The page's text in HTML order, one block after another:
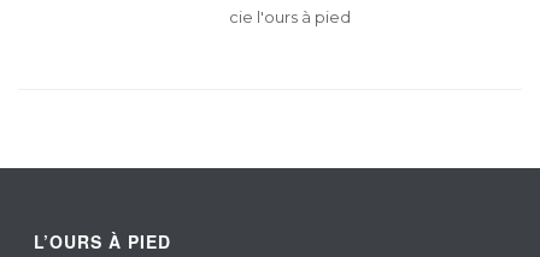
cie l'ours à pied
L’OURS À PIED